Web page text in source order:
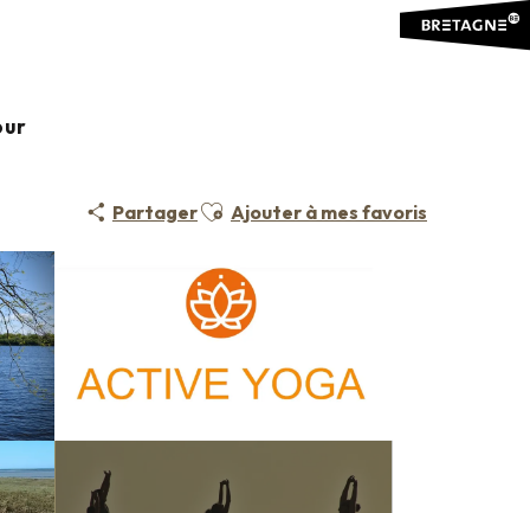
PartagerAjouter aux favoris
Ajouter à mes favoris